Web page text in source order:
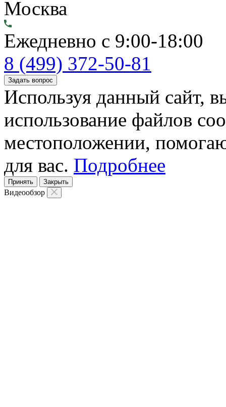
Москва
Ежедневно с 9:00-18:00
8 (499) 372-50-81
Задать вопрос
Используя данный сайт,
использование файлов
местоположении,
для вас. Подробнее
Принять Закрыть
Видеообзор